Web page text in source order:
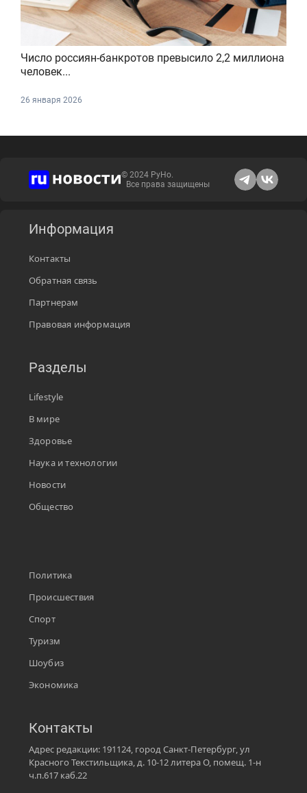
Число россиян-банкротов превысило 2,2 миллиона
человек...
26 января 2026
© 2024 РуНо.
Все права защищены
Информация
Контакты
Обратная связь
Партнерам
Правовая информация
Разделы
Lifestyle
В мире
Здоровье
Наука и технологии
Новости
Общество
Политика
Происшествия
Спорт
Туризм
Шоубиз
Экономика
Контакты
Адрес редакции: 191124, город Санкт-Петербург, ул
Красного Текстильщика, д. 10-12 литера О, помещ. 1-н
ч.п.617 каб.22